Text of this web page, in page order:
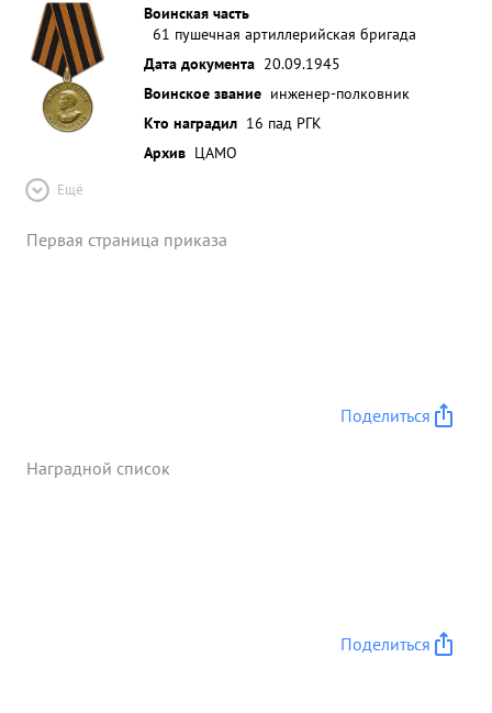
Воинская часть
61 пушечная артиллерийская бригада
Дата документа 20.09.1945
Воинское звание инженер-полковник
Кто наградил 16 пад РГК
Архив ЦАМО
Ещё
Первая страница приказа
Поделиться
Наградной список
Поделиться